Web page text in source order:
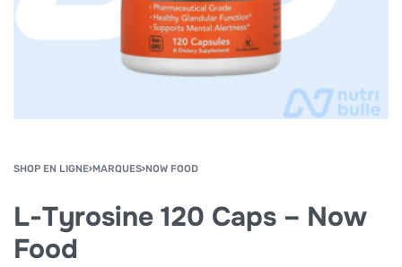
SHOP EN LIGNE›MARQUES›NOW FOOD
L-Tyrosine 120 Caps – Now
Food